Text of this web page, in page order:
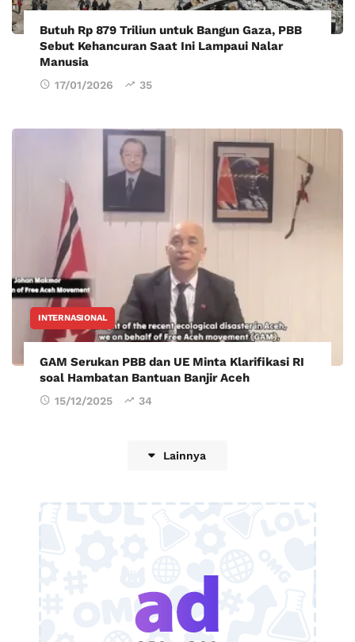
Butuh Rp 879 Triliun untuk Bangun Gaza, PBB
Sebut Kehancuran Saat Ini Lampaui Nalar
Manusia
17/01/2026 35
INTERNASIONAL
GAM Serukan PBB dan UE Minta Klarifikasi RI
soal Hambatan Bantuan Banjir Aceh
15/12/2025 34
Lainnya